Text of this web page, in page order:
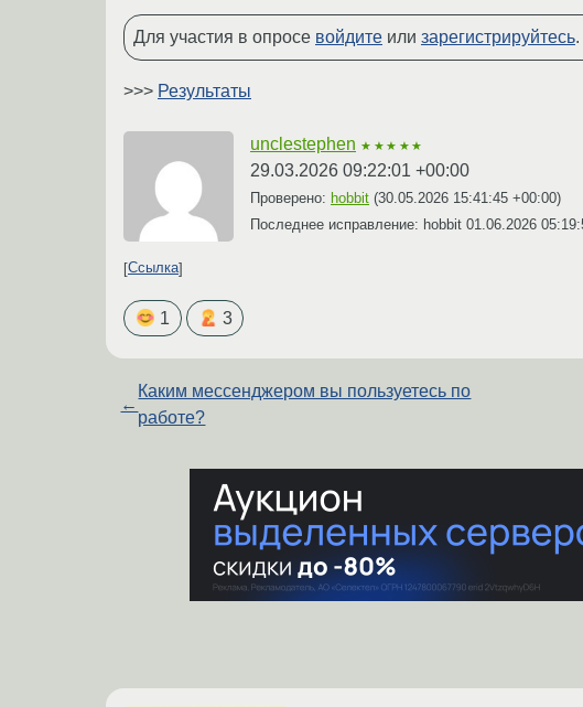
Для участия в опросе войдите или зарегистрируйтесь.
>>> Результаты
unclestephen ★★★★★
29.03.2026 09:22:01 +00:00
Проверено: hobbit (30.05.2026 15:41:45 +00:00)
Последнее исправление: hobbit 01.06.2026
Ссылка
1 3
←
Каким мессенджером вы пользуетесь по
работе?